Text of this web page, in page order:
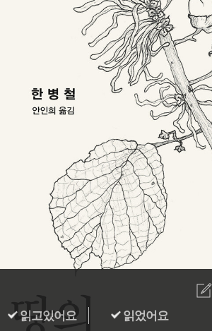
읽고있어요 읽었어요